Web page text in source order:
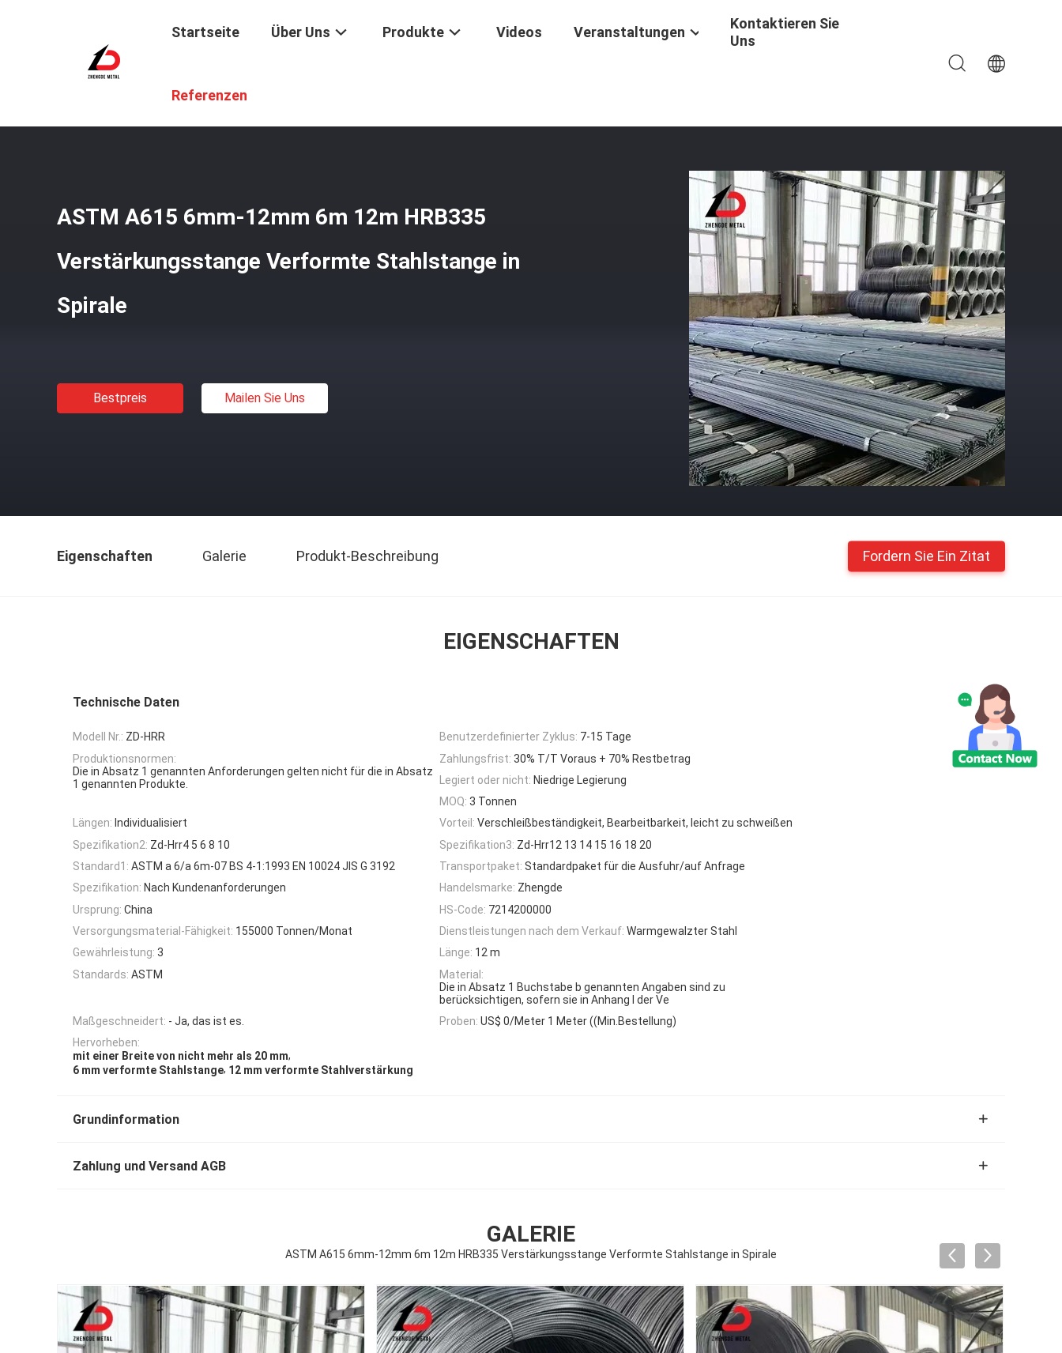
Startseite Über Uns Produkte Videos Veranstaltungen
Kontaktieren Sie
Uns
Referenzen
ASTM A615 6mm-12mm 6m 12m HRB335
Verstärkungsstange Verformte Stahlstange in
Spirale
Bestpreis Mailen Sie Uns
Eigenschaften Galerie Produkt-Beschreibung Fordern Sie Ein Zitat
EIGENSCHAFTEN
Technische Daten
Modell Nr.: ZD-HRR Benutzerdefinierter Zyklus: 7-15 Tage
Produktionsnormen:
Die in Absatz 1 genannten Anforderungen gelten nicht für die in Absatz
1 genannten Produkte.
Zahlungsfrist: 30% T/T Voraus + 70% Restbetrag
Legiert oder nicht: Niedrige Legierung
MOQ: 3 Tonnen
Längen: Individualisiert Vorteil: Verschleißbeständigkeit, Bearbeitbarkeit, leicht zu schweißen
Spezifikation2: Zd-Hrr4 5 6 8 10 Spezifikation3: Zd-Hrr12 13 14 15 16 18 20
Standard1: ASTM a 6/a 6m-07 BS 4-1:1993 EN 10024 JIS G 3192 Transportpaket: Standardpaket für die Ausfuhr/auf Anfrage
Spezifikation: Nach Kundenanforderungen Handelsmarke: Zhengde
Ursprung: China HS-Code: 7214200000
Versorgungsmaterial-Fähigkeit: 155000 Tonnen/Monat Dienstleistungen nach dem Verkauf: Warmgewalzter Stahl
Gewährleistung: 3 Länge: 12 m
Standards: ASTM
Material:
Die in Absatz 1 Buchstabe b genannten Angaben sind zu
berücksichtigen, sofern sie in Anhang I der Ve
Maßgeschneidert: - Ja, das ist es. Proben: US$ 0/Meter 1 Meter ((Min.Bestellung)
Hervorheben:
mit einer Breite von nicht mehr als 20 mm,
6 mm verformte Stahlstange, 12 mm verformte Stahlverstärkung
Grundinformation
Zahlung und Versand AGB
GALERIE
ASTM A615 6mm-12mm 6m 12m HRB335 Verstärkungsstange Verformte Stahlstange in Spirale